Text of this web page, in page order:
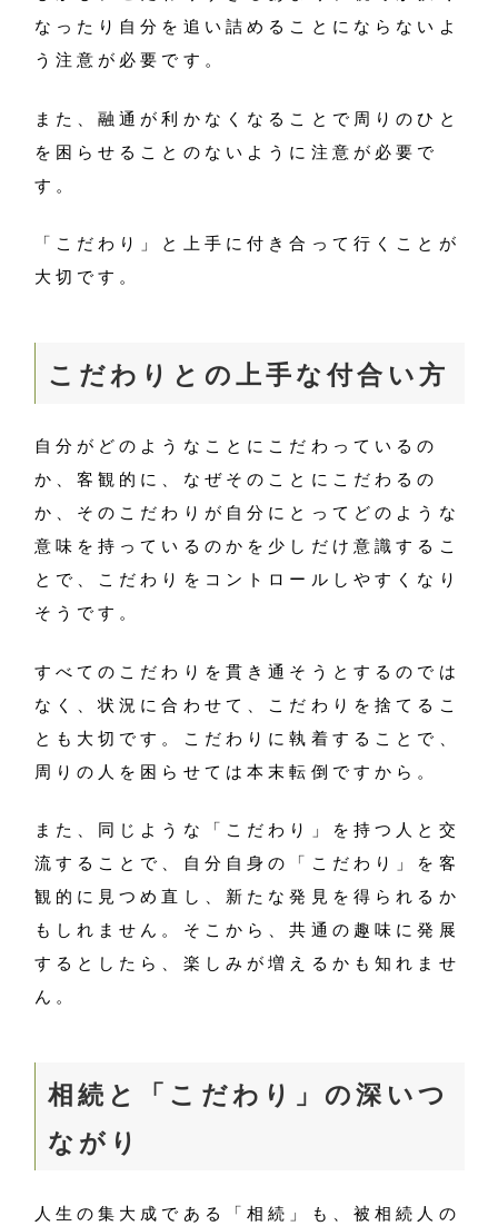
なったり自分を追い詰めることにならないよ
う注意が必要です。
また、融通が利かなくなることで周りのひと
を困らせることのないように注意が必要で
す。
「こだわり」と上手に付き合って行くことが
大切です。
こだわりとの上手な付合い方
自分がどのようなことにこだわっているの
か、客観的に、なぜそのことにこだわるの
か、そのこだわりが自分にとってどのような
意味を持っているのかを少しだけ意識するこ
とで、こだわりをコントロールしやすくなり
そうです。
すべてのこだわりを貫き通そうとするのでは
なく、状況に合わせて、こだわりを捨てるこ
とも大切です。こだわりに執着することで、
周りの人を困らせては本末転倒ですから。
また、同じような「こだわり」を持つ人と交
流することで、自分自身の「こだわり」を客
観的に見つめ直し、新たな発見を得られるか
もしれません。そこから、共通の趣味に発展
するとしたら、楽しみが増えるかも知れませ
ん。
相続と「こだわり」の深いつ
ながり
人生の集大成である「相続」も、被相続人の